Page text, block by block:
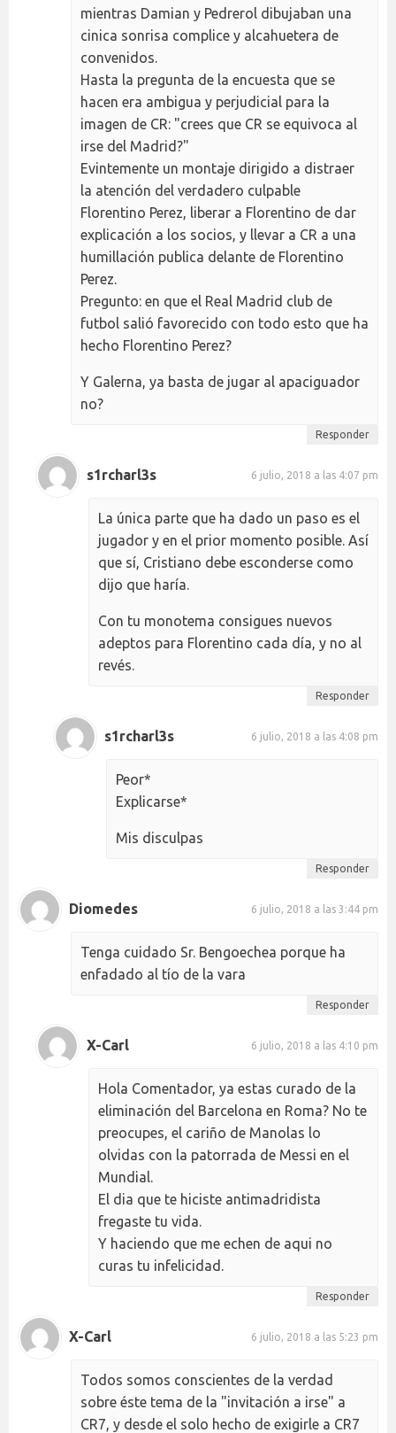
mientras Damian y Pedrerol dibujaban una
cinica sonrisa complice y alcahuetera de
convenidos.
Hasta la pregunta de la encuesta que se
hacen era ambigua y perjudicial para la
imagen de CR: "crees que CR se equivoca al
irse del Madrid?"
Evintemente un montaje dirigido a distraer
la atención del verdadero culpable
Florentino Perez, liberar a Florentino de dar
explicación a los socios, y llevar a CR a una
humillación publica delante de Florentino
Perez.
Pregunto: en que el Real Madrid club de
futbol salió favorecido con todo esto que ha
hecho Florentino Perez?
Y Galerna, ya basta de jugar al apaciguador
no?
Responder
s1rcharl3s 6 julio, 2018 a las 4:07 pm
La única parte que ha dado un paso es el
jugador y en el prior momento posible. Así
que sí, Cristiano debe esconderse como
dijo que haría.
Con tu monotema consigues nuevos
adeptos para Florentino cada día, y no al
revés.
Responder
s1rcharl3s 6 julio, 2018 a las 4:08 pm
Peor*
Explicarse*
Mis disculpas
Responder
Diomedes 6 julio, 2018 a las 3:44 pm
Tenga cuidado Sr. Bengoechea porque ha
enfadado al tío de la vara
Responder
X-Carl 6 julio, 2018 a las 4:10 pm
Hola Comentador, ya estas curado de la
eliminación del Barcelona en Roma? No te
preocupes, el cariño de Manolas lo
olvidas con la patorrada de Messi en el
Mundial.
El dia que te hiciste antimadridista
fregaste tu vida.
Y haciendo que me echen de aqui no
curas tu infelicidad.
Responder
X-Carl 6 julio, 2018 a las 5:23 pm
Todos somos conscientes de la verdad
sobre éste tema de la "invitación a irse" a
CR7, y desde el solo hecho de exigirle a CR7